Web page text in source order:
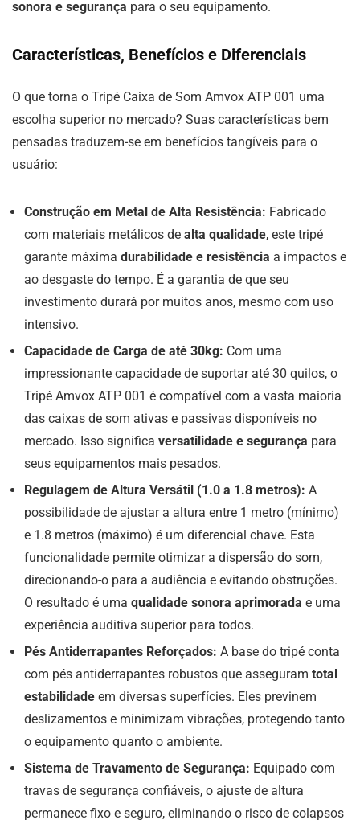
sonora e segurança para o seu equipamento.
Características, Benefícios e Diferenciais
O que torna o Tripé Caixa de Som Amvox ATP 001 uma
escolha superior no mercado? Suas características bem
pensadas traduzem-se em benefícios tangíveis para o
usuário:
Construção em Metal de Alta Resistência: Fabricado
com materiais metálicos de alta qualidade, este tripé
garante máxima durabilidade e resistência a impactos e
ao desgaste do tempo. É a garantia de que seu
investimento durará por muitos anos, mesmo com uso
intensivo.
Capacidade de Carga de até 30kg: Com uma
impressionante capacidade de suportar até 30 quilos, o
Tripé Amvox ATP 001 é compatível com a vasta maioria
das caixas de som ativas e passivas disponíveis no
mercado. Isso significa versatilidade e segurança para
seus equipamentos mais pesados.
Regulagem de Altura Versátil (1.0 a 1.8 metros): A
possibilidade de ajustar a altura entre 1 metro (mínimo)
e 1.8 metros (máximo) é um diferencial chave. Esta
funcionalidade permite otimizar a dispersão do som,
direcionando-o para a audiência e evitando obstruções.
O resultado é uma qualidade sonora aprimorada e uma
experiência auditiva superior para todos.
Pés Antiderrapantes Reforçados: A base do tripé conta
com pés antiderrapantes robustos que asseguram total
estabilidade em diversas superfícies. Eles previnem
deslizamentos e minimizam vibrações, protegendo tanto
o equipamento quanto o ambiente.
Sistema de Travamento de Segurança: Equipado com
travas de segurança confiáveis, o ajuste de altura
permanece fixo e seguro, eliminando o risco de colapsos